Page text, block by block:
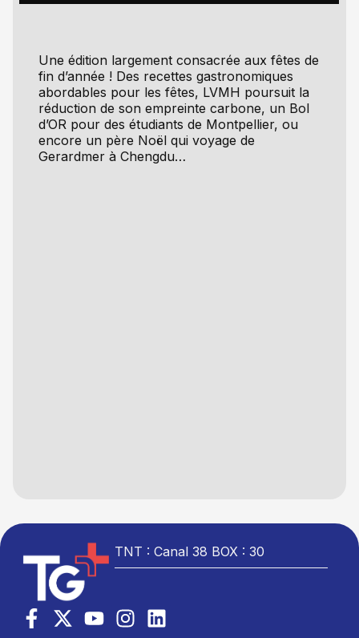
Une édition largement consacrée aux fêtes de
fin d’année ! Des recettes gastronomiques
abordables pour les fêtes, LVMH poursuit la
réduction de son empreinte carbone, un Bol
d’OR pour des étudiants de Montpellier, ou
encore un père Noël qui voyage de
Gerardmer à Chengdu…
TNT : Canal 38 BOX : 30